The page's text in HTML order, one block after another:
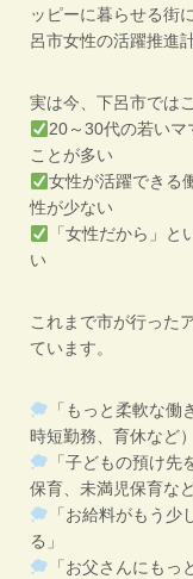
ッピーに暮らせる街
呂市女性の活躍推進
実は今、下呂市では
20～30代の若いマ
ことが多い
女性が活躍できる
性が少ない
「女性だから」
い
これまで市が行った
ています。
「もっと柔軟な働
時短勤務、育休など）
「子どもの預け
保育、未満児保育など
「お給料がもう
る」
「お父さんにも